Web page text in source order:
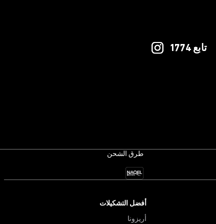
تابع 1774
طرق الشحن
أفضل التشكيلات
أريزونا